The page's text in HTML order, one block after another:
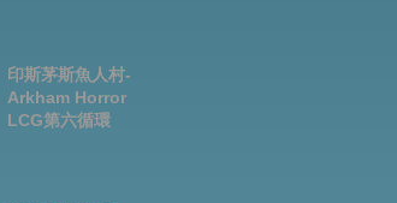
印斯茅斯魚人村-
Arkham Horror
LCG第六循環